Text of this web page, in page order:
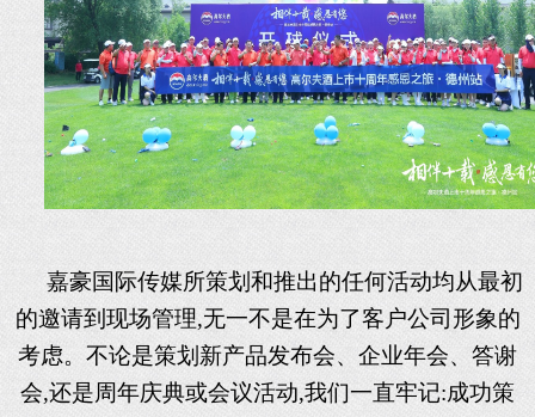
嘉豪国际传媒所策划和推出的任何活动均从最初
的邀请到现场管理,无一不是在为了客户公司形象的
考虑。不论是策划新产品发布会、企业年会、答谢
会,还是周年庆典或会议活动,我们一直牢记:成功策